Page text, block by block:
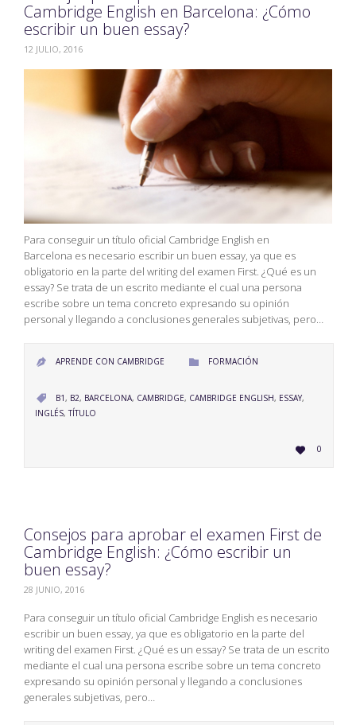
Cambridge English en Barcelona: ¿Cómo
escribir un buen essay?
12 JULIO, 2016
Para conseguir un título oficial Cambridge English en
Barcelona es necesario escribir un buen essay, ya que es
obligatorio en la parte del writing del examen First. ¿Qué es un
essay? Se trata de un escrito mediante el cual una persona
escribe sobre un tema concreto expresando su opinión
personal y llegando a conclusiones generales subjetivas, pero…
 APRENDE CON CAMBRIDGE  CATEGORY
FORMACIÓN
 CATEGORY
B1, B2, BARCELONA, CAMBRIDGE, CAMBRIDGE ENGLISH, ESSAY,
INGLÉS,TÍTULO
 LOVE
IT0
Consejos para aprobar el examen First de
Cambridge English: ¿Cómo escribir un
buen essay?
28 JUNIO, 2016
Para conseguir un título oficial Cambridge English es necesario
escribir un buen essay, ya que es obligatorio en la parte del
writing del examen First. ¿Qué es un essay? Se trata de un escrito
mediante el cual una persona escribe sobre un tema concreto
expresando su opinión personal y llegando a conclusiones
generales subjetivas, pero…